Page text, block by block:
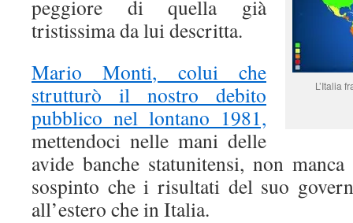
L’Italia
peggiore di quella già
tristissima da lui descritta.
Mario Monti, colui che
strutturò il nostro debito
pubblico nel lontano 1981,
mettendoci nelle mani delle
avide banche statunitensi, non
sospinto che i risultati del suo
all’estero che in Italia.